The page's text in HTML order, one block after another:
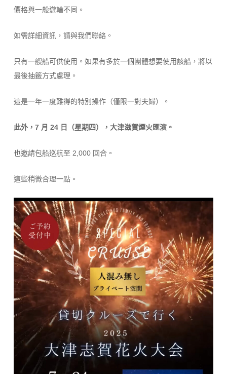
價格與一般遊輪不同。
如需詳細資訊，請與我們聯絡。
只有一艘船可供使用。如果有多於一個團體想要使用該船，將以
最後抽籤方式處理。
這是一年一度難得的特別操作（僅限一對夫婦）。
此外，7 月 24 日（星期四），大津滋賀煙火匯演。
也邀請包船巡航至 2,000 回合。
這些稍微合理一點。